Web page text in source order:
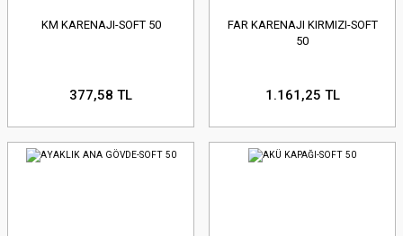
KM KARENAJI-SOFT 50
377,58 TL
FAR KARENAJI KIRMIZI-SOFT
50
1.161,25 TL